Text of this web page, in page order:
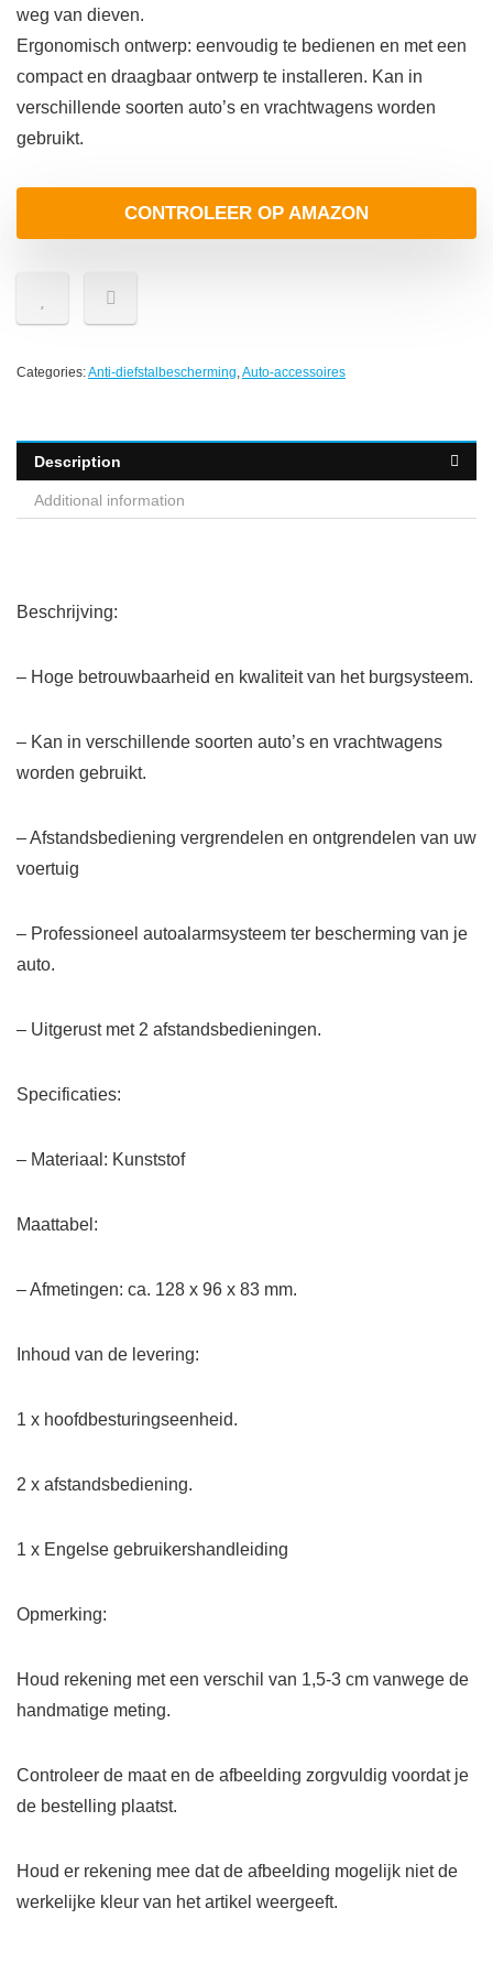
weg van dieven.
Ergonomisch ontwerp: eenvoudig te bedienen en met een
compact en draagbaar ontwerp te installeren. Kan in
verschillende soorten auto’s en vrachtwagens worden
gebruikt.
CONTROLEER OP AMAZON
Categories:Anti-diefstalbescherming,Auto-accessoires
Description
Additional information
Beschrijving:
– Hoge betrouwbaarheid en kwaliteit van het burgsysteem.
– Kan in verschillende soorten auto’s en vrachtwagens
worden gebruikt.
– Afstandsbediening vergrendelen en ontgrendelen van uw
voertuig
– Professioneel autoalarmsysteem ter bescherming van je
auto.
– Uitgerust met 2 afstandsbedieningen.
Specificaties:
– Materiaal: Kunststof
Maattabel:
– Afmetingen: ca. 128 x 96 x 83 mm.
Inhoud van de levering:
1 x hoofdbesturingseenheid.
2 x afstandsbediening.
1 x Engelse gebruikershandleiding
Opmerking:
Houd rekening met een verschil van 1,5-3 cm vanwege de
handmatige meting.
Controleer de maat en de afbeelding zorgvuldig voordat je
de bestelling plaatst.
Houd er rekening mee dat de afbeelding mogelijk niet de
werkelijke kleur van het artikel weergeeft.